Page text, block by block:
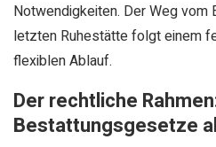
Notwendigkeiten. Der Weg vom
letzten Ruhestätte folgt einem
flexiblen Ablauf.
Der rechtliche
Bestattungsgesetze